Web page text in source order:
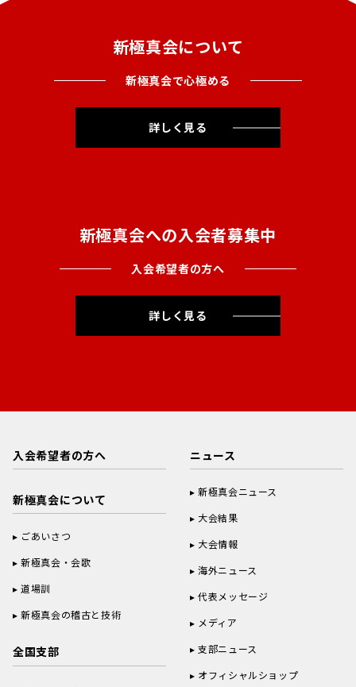
新極真会について
新極真会で心極める
詳しく見る
新極真会への入会者募集中
入会希望者の方へ
詳しく見る
入会希望者の方へ
新極真会について
ごあいさつ
新極真会・会歌
道場訓
新極真会の稽古と技術
全国支部
ニュース
新極真会ニュース
大会結果
大会情報
海外ニュース
代表メッセージ
メディア
支部ニュース
オフィシャルショップ